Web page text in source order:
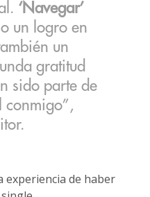
‘Navegar’
un logro en
un
gratitud
sido parte de
conmigo”,
experiencia de haber